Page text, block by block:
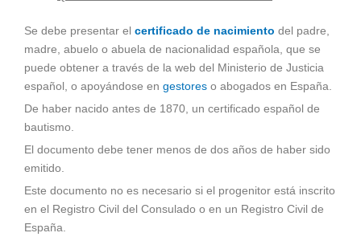
Se debe presentar el certificado de nacimiento del padre,
madre, abuelo o abuela de nacionalidad española, que se
puede obtener a través de la web del Ministerio de Justicia
español, o apoyándose en gestores o abogados en España.
De haber nacido antes de 1870, un certificado español de
bautismo.
El documento debe tener menos de dos años de haber sido
emitido.
Este documento no es necesario si el progenitor está inscrito
en el Registro Civil del Consulado o en un Registro Civil de
España.